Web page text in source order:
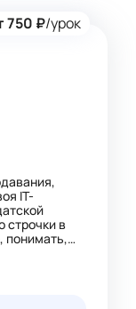
750 ₽/урок
IT-
строчки в
понимать,
это
ребёнку